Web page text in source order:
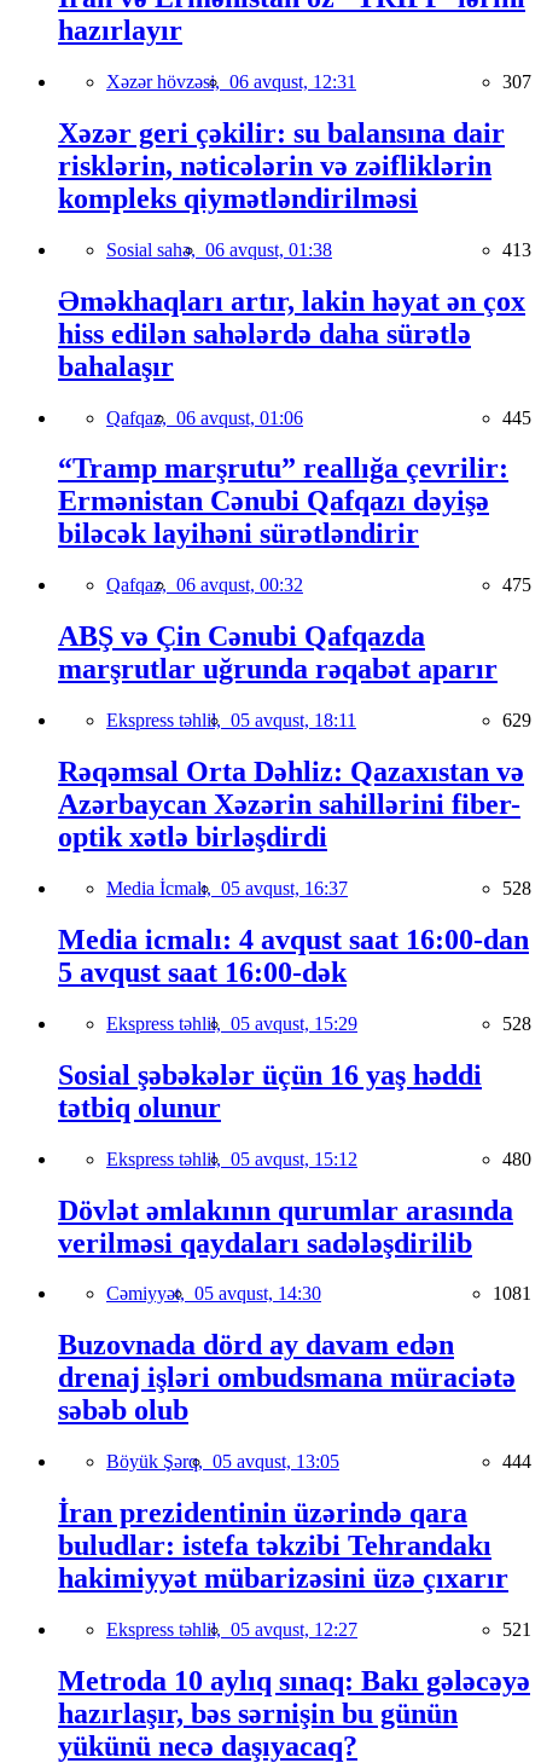
hazırlayır
Xəzər hövzəsi, 06 avqust, 12:31 307
Xəzər geri çəkilir: su balansına dair
risklərin, nəticələrin və zəifliklərin
kompleks qiymətləndirilməsi
Sosial sahə, 06 avqust, 01:38 413
Əməkhaqları artır, lakin həyat ən çox
hiss edilən sahələrdə daha sürətlə
bahalaşır
Qafqaz, 06 avqust, 01:06 445
“Tramp marşrutu” reallığa çevrilir:
Ermənistan Cənubi Qafqazı dəyişə
biləcək layihəni sürətləndirir
Qafqaz, 06 avqust, 00:32 475
ABŞ və Çin Cənubi Qafqazda
marşrutlar uğrunda rəqabət aparır
Ekspress təhlil, 05 avqust, 18:11 629
Rəqəmsal Orta Dəhliz: Qazaxıstan və
Azərbaycan Xəzərin sahillərini fiber-
optik xətlə birləşdirdi
Media İcmalı, 05 avqust, 16:37 528
Media icmalı: 4 avqust saat 16:00-dan
5 avqust saat 16:00-dək
Ekspress təhlil, 05 avqust, 15:29 528
Sosial şəbəkələr üçün 16 yaş həddi
tətbiq olunur
Ekspress təhlil, 05 avqust, 15:12 480
Dövlət əmlakının qurumlar arasında
verilməsi qaydaları sadələşdirilib
Cəmiyyət, 05 avqust, 14:30 1081
Buzovnada dörd ay davam edən
drenaj işləri ombudsmana müraciətə
səbəb olub
Böyük Şərq, 05 avqust, 13:05 444
İran prezidentinin üzərində qara
buludlar: istefa təkzibi Tehrandakı
hakimiyyət mübarizəsini üzə çıxarır
Ekspress təhlil, 05 avqust, 12:27 521
Metroda 10 aylıq sınaq: Bakı gələcəyə
hazırlaşır, bəs sərnişin bu günün
yükünü necə daşıyacaq?